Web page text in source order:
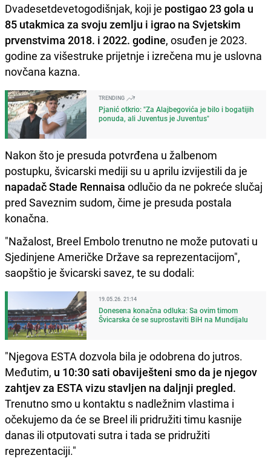
Dvadesetdevetogodišnjak, koji je postigao 23 gola u
85 utakmica za svoju zemlju i igrao na Svjetskim
prvenstvima 2018. i 2022. godine, osuđen je 2023.
godine za višestruke prijetnje i izrečena mu je uslovna
novčana kazna.
TRENDING
Pjanić otkrio: "Za Alajbegovića je bilo i bogatijih
ponuda, ali Juventus je Juventus"
Nakon što je presuda potvrđena u žalbenom
postupku, švicarski mediji su u aprilu izvijestili da je
napadač Stade Rennaisa odlučio da ne pokreće slučaj
pred Saveznim sudom, čime je presuda postala
konačna.
"Nažalost, Breel Embolo trenutno ne može putovati u
Sjedinjene Američke Države sa reprezentacijom",
saopštio je švicarski savez, te su dodali:
19.05.26. 21:14
Donesena konačna odluka: Sa ovim timom
Švicarska će se suprostaviti BiH na Mundijalu
"Njegova ESTA dozvola bila je odobrena do jutros.
Međutim, u 10:30 sati obaviješteni smo da je njegov
zahtjev za ESTA vizu stavljen na daljnji pregled.
Trenutno smo u kontaktu s nadležnim vlastima i
očekujemo da će se Breel ili pridružiti timu kasnije
danas ili otputovati sutra i tada se pridružiti
reprezentaciji."